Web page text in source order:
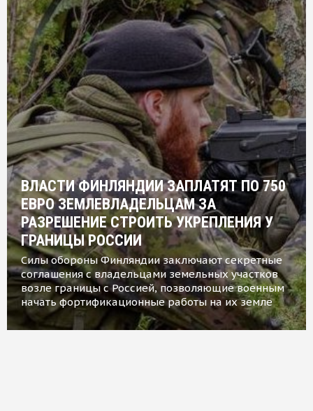
ВЛАСТИ ФИНЛЯНДИИ ЗАПЛАТЯТ ПО 750
ЕВРО ЗЕМЛЕВЛАДЕЛЬЦАМ ЗА
РАЗРЕШЕНИЕ СТРОИТЬ УКРЕПЛЕНИЯ У
ГРАНИЦЫ РОССИИ
Силы обороны Финляндии заключают секретные
соглашения с владельцами земельных участков
возле границы с Россией, позволяющие военным
начать фортификационные работы на их земле